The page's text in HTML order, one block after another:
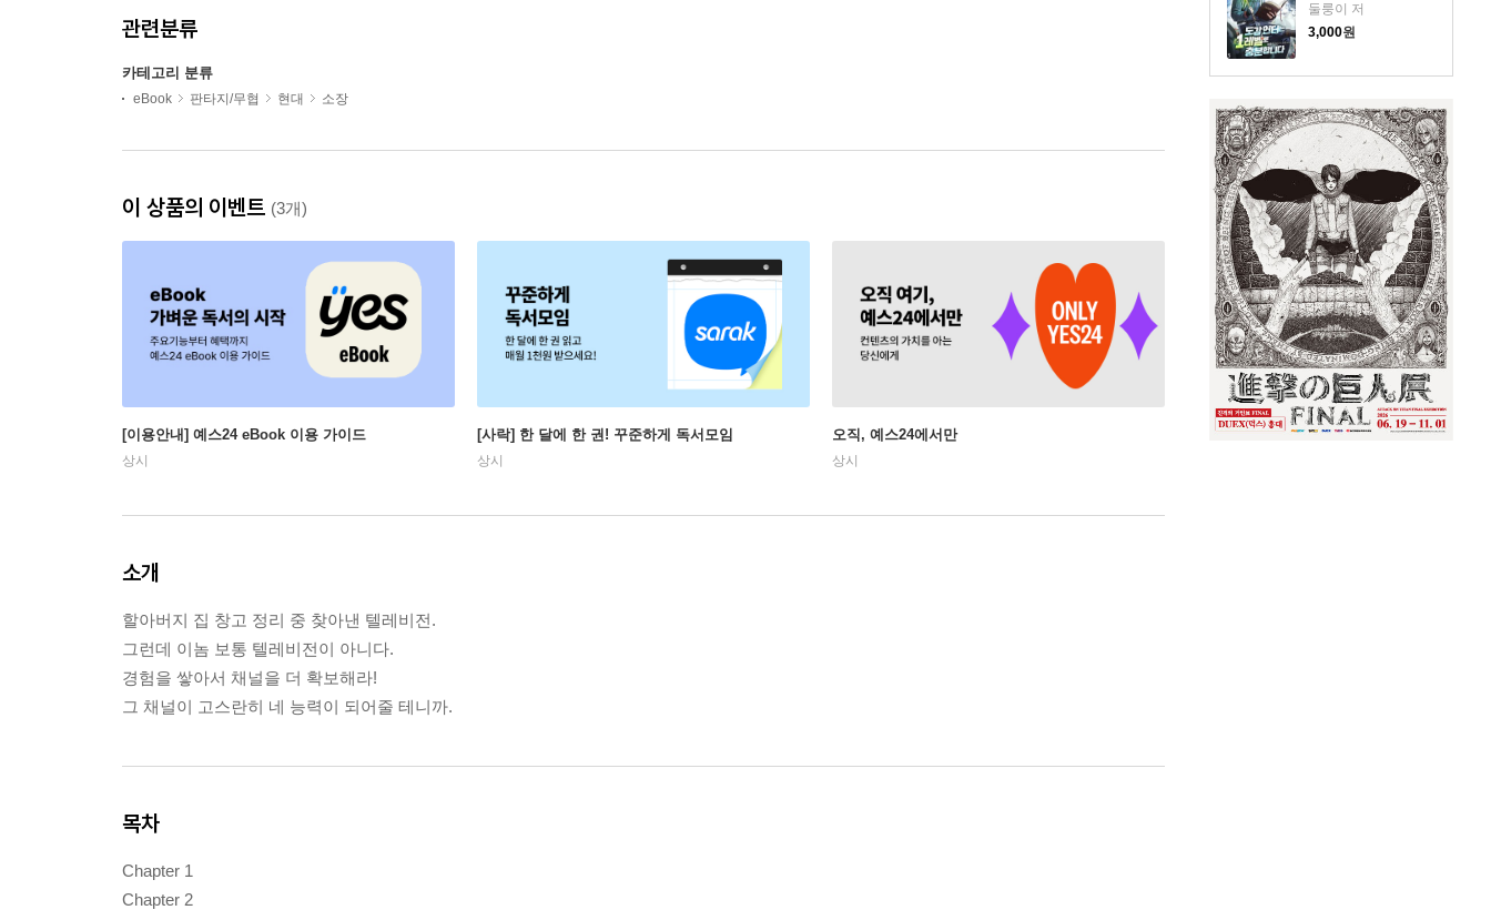
둘룽이 저
3,000원
관련분류
카테고리 분류
eBook 판타지/무협 현대 소장
이 상품의 이벤트 (3개)
[이용안내] 예스24 eBook 이용 가이드
상시
[사락] 한 달에 한 권! 꾸준하게 독서모임
상시
오직, 예스24에서만
상시
소개
할아버지 집 창고 정리 중 찾아낸 텔레비전.
그런데 이놈 보통 텔레비전이 아니다.
경험을 쌓아서 채널을 더 확보해라!
그 채널이 고스란히 네 능력이 되어줄 테니까.
목차
Chapter 1
Chapter 2